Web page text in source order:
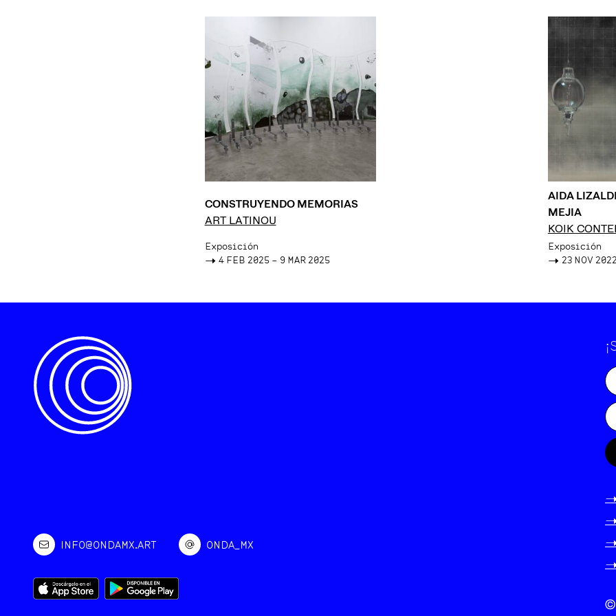
CONSTRUYENDO MEMORIAS
ART LATINOU
Exposición
-> 4 FEB 2025 – 9 MAR 2025
AIDA
MEJIA
KOIK
Exposición
-> 23 NOV
INFO@ONDAMX.ART ONDA_MX
-
-
-
-